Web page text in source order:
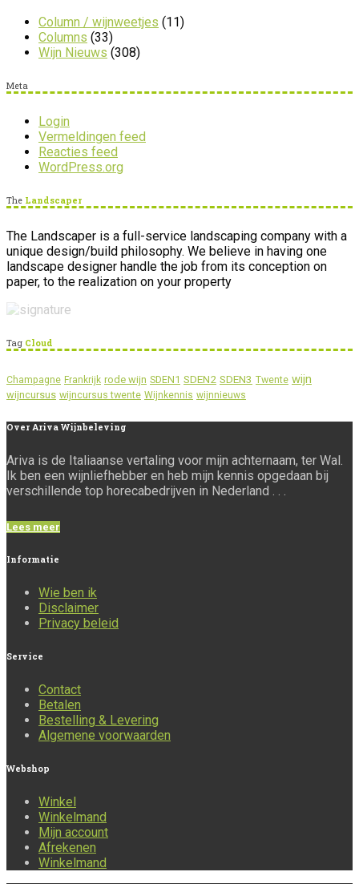
Column / wijnweetjes (11)
Columns (33)
Wijn Nieuws (308)
Meta
Login
Vermeldingen feed
Reacties feed
WordPress.org
The Landscaper
The Landscaper is a full-service landscaping company with a
unique design/build philosophy. We believe in having one
landscape designer handle the job from its conception on
paper, to the realization on your property
Tag Cloud
Champagne Frankrijk rode wijn SDEN1 SDEN2 SDEN3 Twente wijn
wijncursus wijncursus twente Wijnkennis wijnnieuws
Over Ariva Wijnbeleving
Ariva is de Italiaanse vertaling voor mijn achternaam, ter Wal.
Ik ben een wijnliefhebber en heb mijn kennis opgedaan bij
verschillende top horecabedrijven in Nederland . . .
Lees meer
Informatie
Wie ben ik
Disclaimer
Privacy beleid
Service
Contact
Betalen
Bestelling & Levering
Algemene voorwaarden
Webshop
Winkel
Winkelmand
Mijn account
Afrekenen
Winkelmand